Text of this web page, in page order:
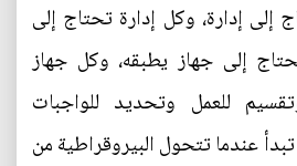
إدارة، وكل إدارة تحتاج إلى
إلى جهاز يطبقه، وكل جهاز
للعمل وتحديد للواجبات
عندما تتحول البيروقراطية من